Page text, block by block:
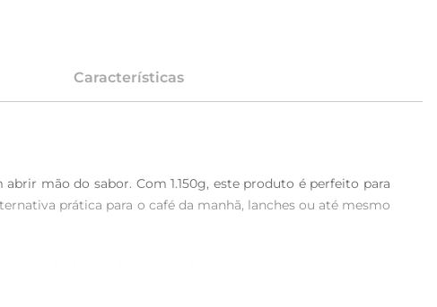
Características
mão do sabor. Com 1.150g, este produto é perfeito para
prática para o café da manhã, lanches ou até mesmo
Além disso, o iogurte desnatado é uma excelente opção